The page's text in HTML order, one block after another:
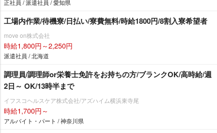
正社員 / 派遣社員 / 愛知県
工場内作業/待機寮/日払い/寮費無料/時給1800円/8割入寮希望者
move on株式会社
時給1,800円～2,250円
派遣社員 / 北海道
調理員/調理師or栄養士免許をお持ちの方/ブランクOK/高時給/週
2日～ OK/13時半まで
イフスコヘルスケア株式会社/アズハイム横浜東寺尾
時給1,700円～
アルバイト・パート / 神奈川県